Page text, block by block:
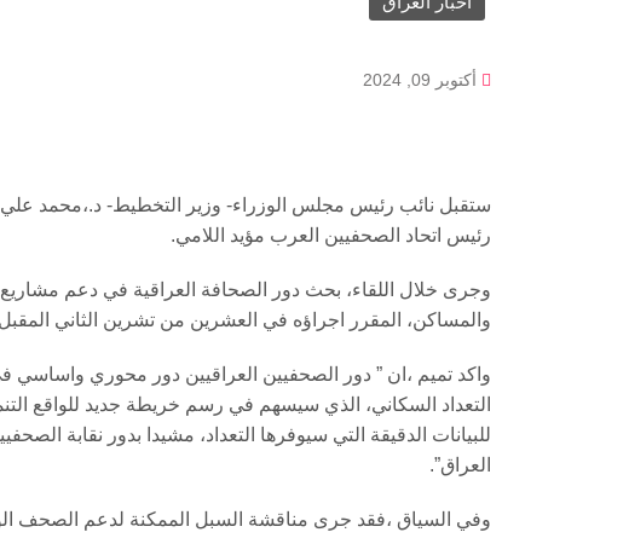
أكتوبر 09, 2024
ستقبل نائب رئيس مجلس الوزراء- وزير التخطيط- د.،محمد علي
رئيس اتحاد الصحفيين العرب مؤيد اللامي.
وجرى خلال اللقاء، بحث دور الصحافة العراقية في دعم
والمساكن، المقرر اجراؤه في العشرين من تشرين الثاني
واكد تميم ،ان ” دور الصحفيين العراقيين دور محوري
التعداد السكاني، الذي سيسهم في رسم خريطة جديد للواقع
للبيانات الدقيقة التي سيوفرها التعداد، مشيدا بدور نقابة
العراق”.
وفي السياق ،فقد جرى مناقشة السبل الممكنة لدعم الصحف